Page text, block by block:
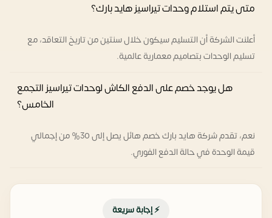
متى يتم استلام وحدات تيراسيز هايد بارك؟
أعلنت الشركة أن التسليم سيكون خلال سنتين من تاريخ التعاقد، مع
تسليم الوحدات بتصاميم معمارية عالمية.
هل يوجد خصم على الدفع الكاش لوحدات تيراسيز التجمع
الخامس؟
نعم، تقدم شركة هايد بارك خصم هائل يصل إلى 30% من إجمالي
قيمة الوحدة في حالة الدفع الفوري.
⚡ إجابة سريعة